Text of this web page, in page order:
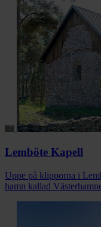
Lemböte Kapell
Uppe på klipporna i
hamn kallad